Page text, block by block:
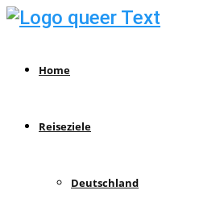
Home
Reiseziele
Deutschland